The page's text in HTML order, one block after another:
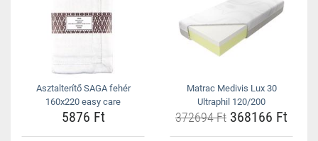
Asztalterítő SAGA fehér
160x220 easy care
5876 Ft
Matrac Medivis Lux 30
Ultraphil 120/200
372694 Ft 368166 Ft